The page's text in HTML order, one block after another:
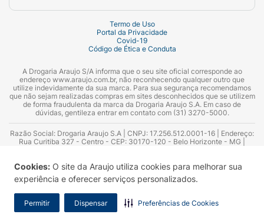
Cookies: O site da Araujo utiliza cookies para melhorar sua
experiência e oferecer serviços personalizados.
Permitir Dispensar Preferências de Cookies
Termo de Uso
Portal da Privacidade
Covid-19
Código de Ética e Conduta
A Drogaria Araujo S/A informa que o seu site oficial corresponde ao
endereço www.araujo.com.br, não reconhecendo qualquer outro que
utilize indevidamente da sua marca. Para sua segurança recomendamos
que não sejam realizadas compras em sites desconhecidos que se utilizem
de forma fraudulenta da marca da Drogaria Araujo S.A. Em caso de
dúvidas, gentileza entrar em contato com (31) 3270-5000.
Razão Social: Drogaria Araujo S.A | CNPJ: 17.256.512.0001-16 | Endereço:
Rua Curitiba 327 - Centro - CEP: 30170-120 - Belo Horizonte - MG |
Azevedo Guimarães – CRF 10.965 | Yasmin Silva Alvarenga – CRF 52.584 -
Consultor substituto: Thiago Aguiar Pinheiro - CRF Nº 13.748. Alvará
Sanitário: 2025020713 | Autorização de Funcionamento da Empresa (AFE):